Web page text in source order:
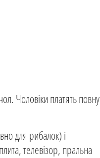
Чоловіки платять повну
для рибалок) і
телевізор, пральна